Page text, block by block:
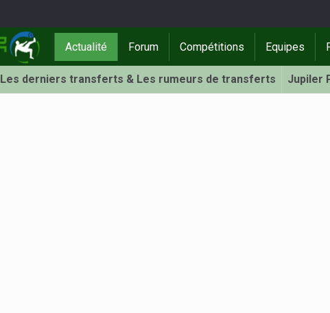
Actualité Forum Compétitions Equipes
Les derniers transferts & Les rumeurs de transferts Jupiler